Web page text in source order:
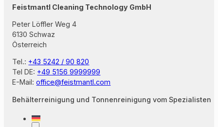
Feistmantl Cleaning Technology GmbH
Peter Löffler Weg 4
6130 Schwaz
Österreich
Tel.: +43 5242 / 90 820
Tel DE: +49 5156 9999999
E-Mail:office@feistmantl.com
Behälterreinigung und Tonnenreinigung vom Spezialisten